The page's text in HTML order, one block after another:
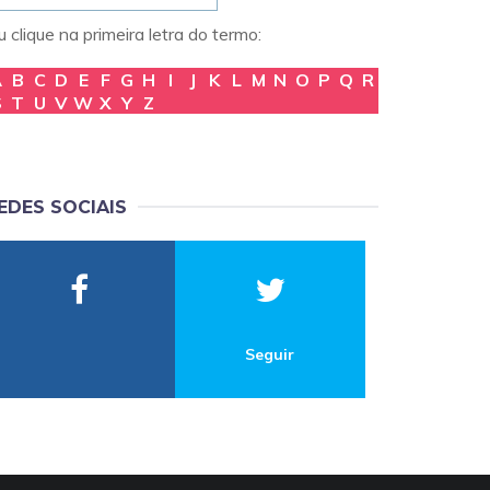
clique na primeira letra do termo:
B C D E F G H I J K L M N O P Q R
T U V W X Y Z
SOCIAIS
Seguir